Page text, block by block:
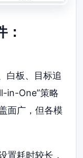
白板、目标追
in-One”策略
面广，但各模
置耗时较长，